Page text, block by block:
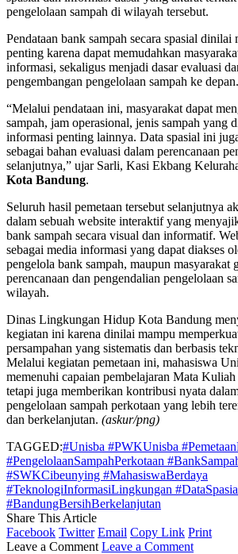
pengelolaan sampah di wilayah tersebut.
Pendataan bank sampah secara spasial
penting karena dapat memudahkan
informasi, sekaligus menjadi dasar evaluasi
pengembangan pengelolaan sampah ke depan.
“Melalui pendataan ini, masyarakat dapat
sampah, jam operasional, jenis sampah yang
informasi penting lainnya. Data spasial ini
sebagai bahan evaluasi dalam perencanaan
selanjutnya,” ujar Sarli, Kasi Ekbang
Kota Bandung.
Seluruh hasil pemetaan tersebut selanjutnya
dalam sebuah website interaktif yang
bank sampah secara visual dan informatif.
sebagai media informasi yang dapat diakses
pengelola bank sampah, maupun masyarakat
perencanaan dan pengendalian pengelolaan
wilayah.
Dinas Lingkungan Hidup Kota Bandung
kegiatan ini karena dinilai mampu
persampahan yang sistematis dan berbasis
Melalui kegiatan pemetaan ini, mahasiswa
memenuhi capaian pembelajaran Mata
tetapi juga memberikan kontribusi nyata
pengelolaan sampah perkotaan yang lebih
dan berkelanjutan. (askur/png)
TAGGED:#Unisba #PWKUnisba
#PengelolaanSampahPerkotaan
#SWKCibeunying #MahasiswaBerdaya
#TeknologiInformasiLingkungan
#BandungBersihBerkelanjutan
Share This Article
Facebook Twitter Email Copy Link Print
Leave a Comment Leave a Comment